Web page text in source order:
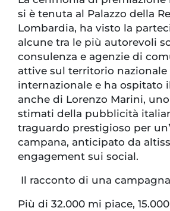
si è tenuta al Palazzo della
Lombardia, ha visto la
alcune tra le più autorevoli
consulenza e agenzie di
attive sul territorio nazionale
internazionale e ha ospitato
anche di Lorenzo Marini,
stimati della pubblicità
traguardo prestigioso per
campana, anticipato da
engagement sui social.
Il racconto di una
Più di 32.000 mi piace,